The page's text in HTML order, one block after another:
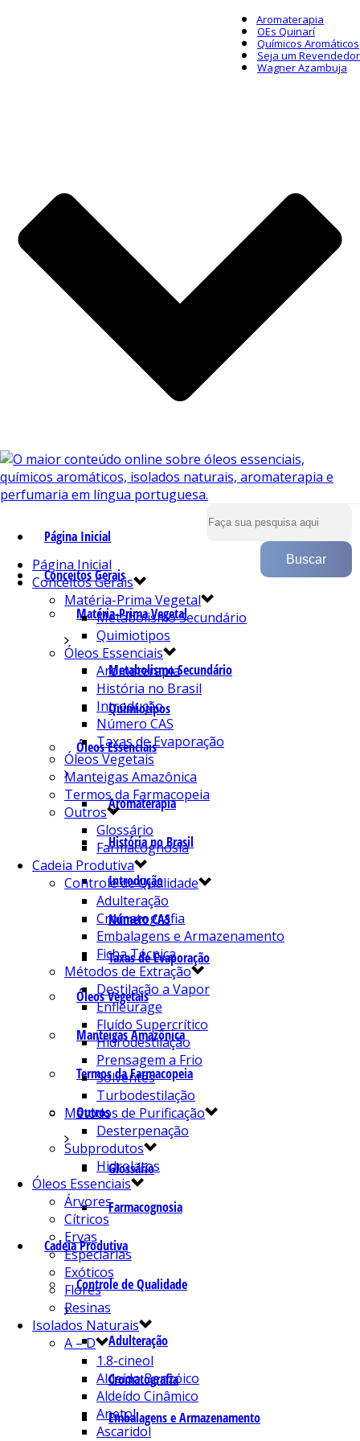
Aromaterapia
OEs Quinarí
Químicos Aromáticos
Seja um Revendedor
Wagner Azambuja
Página Inicial
Conceitos Gerais
Matéria-Prima Vegetal
Metabolismo Secundário
Quimiotipos
Óleos Essenciais
Aromaterapia
História no Brasil
Introdução
Número CAS
Taxas de Evaporação
Óleos Vegetais
Manteigas Amazônica
Termos da Farmacopeia
Outros
Glossário
Farmacognosia
Cadeia Produtiva
Controle de Qualidade
Adulteração
Cromatografia
Embalagens e Armazenamento
Página Inicial
Conceitos Gerais
Matéria-Prima Vegetal
Metabolismo Secundário
Quimiotipos
Óleos Essenciais
Aromaterapia
História no Brasil
Introdução
Número CAS
Taxas de Evaporação
Óleos Vegetais
Manteigas Amazônica
Termos da Farmacopeia
Outros
Glossário
Farmacognosia
Cadeia Produtiva
Controle de Qualidade
Adulteração
Cromatografia
Embalagens e Armazenamento
Ficha Técnica
Métodos de Extração
Destilação a Vapor
Enfleurage
Fluído Supercrítico
Hidrodestilação
Prensagem a Frio
Solventes
Turbodestilação
Métodos de Purificação
Desterpenação
Subprodutos
Hidrolatos
Óleos Essenciais
Árvores
Cítricos
Ervas
Especiarias
Exóticos
Flores
Resinas
Isolados Naturais
A – D
1.8-cineol
Aldeído Benzóico
Aldeído Cinâmico
Anetol
Ascaridol